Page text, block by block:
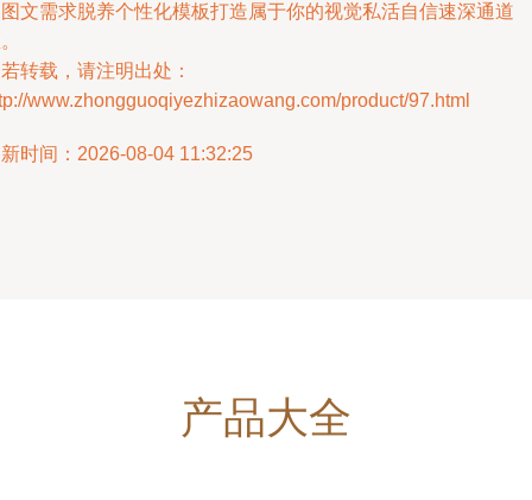
文需求脱养个性化模板打造属于你的视觉私活自信速深通道
转载，请注明出处：
www.zhongguoqiyezhizaowang.com/product/97.html
时间：2026-08-04 11:32:25
产品大全